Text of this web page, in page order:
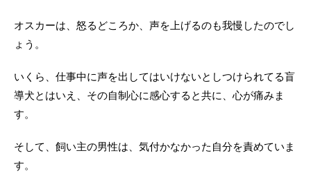
オスカーは、怒るどころか、声を上げるのも我慢したのでし
ょう。
いくら、仕事中に声を出してはいけないとしつけられてる盲
導犬とはいえ、その自制心に感心すると共に、心が痛みま
す。
そして、飼い主の男性は、気付かなかった自分を責めていま
す。